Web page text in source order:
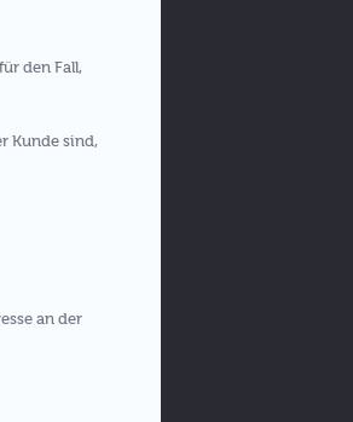
den Fall,
Kunde sind,
an der